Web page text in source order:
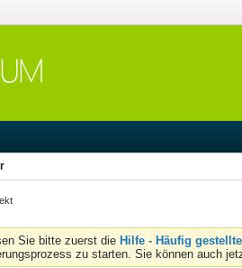
Sie bitte zuerst die Hilfe - Häufig
zu starten. Sie können auch